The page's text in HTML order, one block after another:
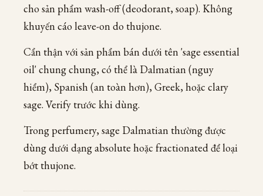
cho sản phẩm wash-off (deodorant, soap). Không
khuyến cáo leave-on do thujone.
Cẩn thận với sản phẩm bán dưới tên 'sage essential
oil' chung chung, có thể là Dalmatian (nguy
hiểm), Spanish (an toàn hơn), Greek, hoặc clary
sage. Verify trước khi dùng.
Trong perfumery, sage Dalmatian thường được
dùng dưới dạng absolute hoặc fractionated để loại
bớt thujone.